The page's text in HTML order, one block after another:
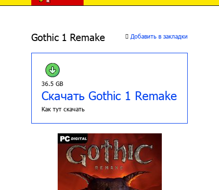
Gothic 1 Remake Добавить в закладки
36.5 GB
Скачать Gothic 1 Remake
Как тут скачать